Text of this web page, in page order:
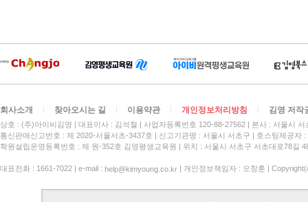
회사소개 찾아오시는 길 이용약관 개인정보처리방침 김영 저작
상호 : (주)아이비김영 대표이사 : 김석철 사업자등록번호 120-88-27562
본사 : 서울시
통신판매신고번호 : 제 2020-서울서초-3437호
신고기관명 : 서울시 서초구
호스팅제공자
학원설립운영등록번호 : 제 원-352호 김영평생교육원 | 위치 : 서울시 서초구 서초대로78길
대표전화 : 1661-7022 | e-mail : help@kimyoung.co.kr | 개인정보책임자 : 오창훈 |